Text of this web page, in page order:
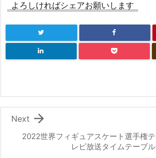
よろしければシェアお願いします
2022世界フィギュアスケート選手権テ
レビ放送タイムテーブル

Next